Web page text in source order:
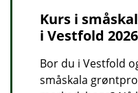
Kurs i
i Vestfold
Bor du i Vestfold
småskala